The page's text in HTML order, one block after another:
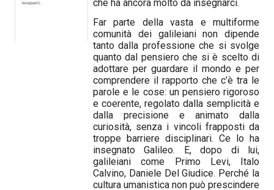
che ha ancora molto da insegnarci.
Far parte della vasta e multiforme
comunità dei galileiani non dipende
tanto dalla professione che si svolge
quanto dal pensiero che si è scelto di
adottare per guardare il mondo e per
comprendere il rapporto che c’è tra le
parole e le cose: un pensiero rigoroso
e coerente, regolato dalla semplicità e
dalla precisione e animato dalla
curiosità, senza i vincoli frapposti da
troppe barriere disciplinari. Ce lo ha
insegnato Galileo. E, dopo di lui,
galileiani come Primo Levi, Italo
Calvino, Daniele Del Giudice. Perché la
cultura umanistica non può prescindere